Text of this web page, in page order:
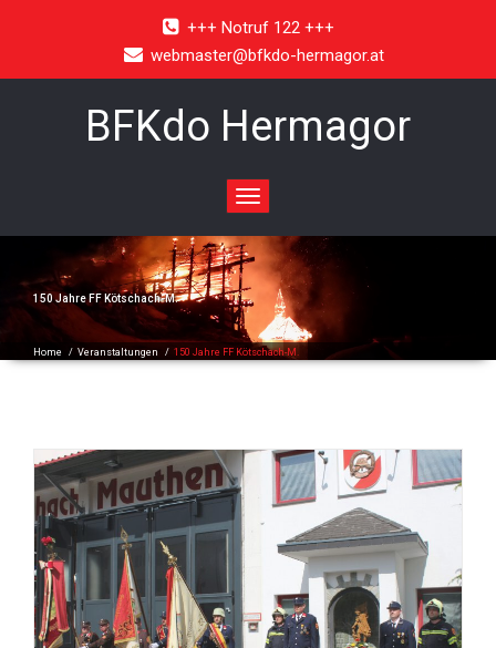
+++ Notruf 122 +++
webmaster@bfkdo-hermagor.at
BFKdo Hermagor
Toggle
navigation
150 Jahre FF Kötschach-M.
Home / Veranstaltungen / 150 Jahre FF Kötschach-M.